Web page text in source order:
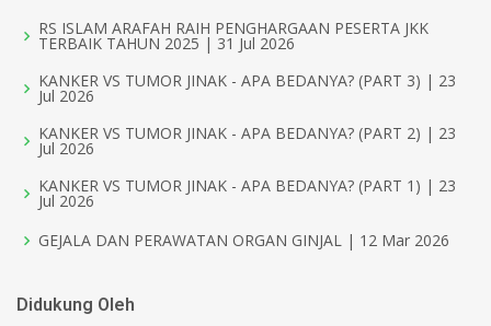
RS ISLAM ARAFAH RAIH PENGHARGAAN PESERTA JKK
TERBAIK TAHUN 2025 | 31 Jul 2026
KANKER VS TUMOR JINAK - APA BEDANYA? (PART 3) | 23
Jul 2026
KANKER VS TUMOR JINAK - APA BEDANYA? (PART 2) | 23
Jul 2026
KANKER VS TUMOR JINAK - APA BEDANYA? (PART 1) | 23
Jul 2026
GEJALA DAN PERAWATAN ORGAN GINJAL | 12 Mar 2026
Didukung Oleh